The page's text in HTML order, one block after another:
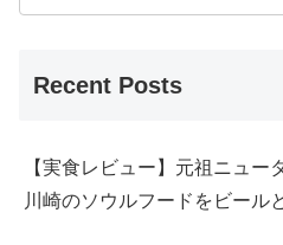
Recent Posts
【実食レビュー】元祖ニュー
川崎のソウルフードをビール